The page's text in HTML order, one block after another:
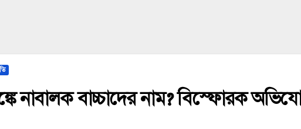
নাবালক বাচ্চাদের নাম? বিস্ফোরক